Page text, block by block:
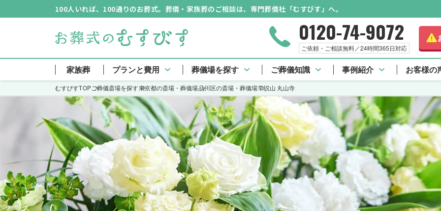
100人いれば、100通りのお葬式。葬儀・家族葬のご相談は、専門葬儀社「むすびす」へ。
0120-74-9072
ご依頼・ご相談無料／24時間365日対応
家族葬 プランと費用 葬儀場を探す ご葬儀知識 事例紹介 お客様の
むすびすTOPご葬儀斎場を探す東京都の斎場・葬儀場品川区の斎場・葬儀場常説山 丸山寺